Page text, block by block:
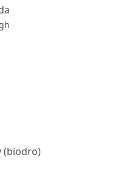
(biodro)